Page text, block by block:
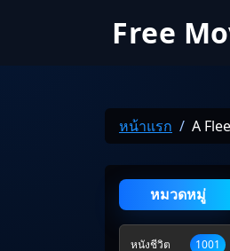
Free
หน้าแรก A
หมวดหมู่
หนังชีวิต 1001